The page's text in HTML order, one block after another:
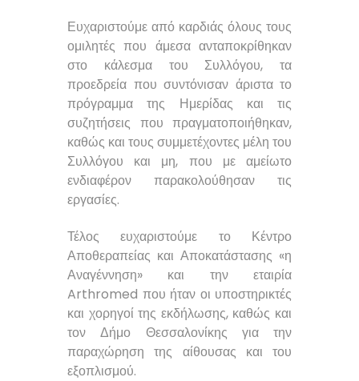
Ευχαριστούμε από καρδιάς όλους τους
ομιλητές που άμεσα ανταποκρίθηκαν
στο κάλεσμα του Συλλόγου, τα
προεδρεία που συντόνισαν άριστα το
πρόγραμμα της Ημερίδας και τις
συζητήσεις που πραγματοποιήθηκαν,
καθώς και τους συμμετέχοντες μέλη του
Συλλόγου και μη, που με αμείωτο
ενδιαφέρον παρακολούθησαν τις
εργασίες.
Τέλος ευχαριστούμε το Κέντρο
Αποθεραπείας και Αποκατάστασης «η
Αναγέννηση» και την εταιρία
Arthromed που ήταν οι υποστηρικτές
και χορηγοί της εκδήλωσης, καθώς και
τον Δήμο Θεσσαλονίκης για την
παραχώρηση της αίθουσας και του
εξοπλισμού.